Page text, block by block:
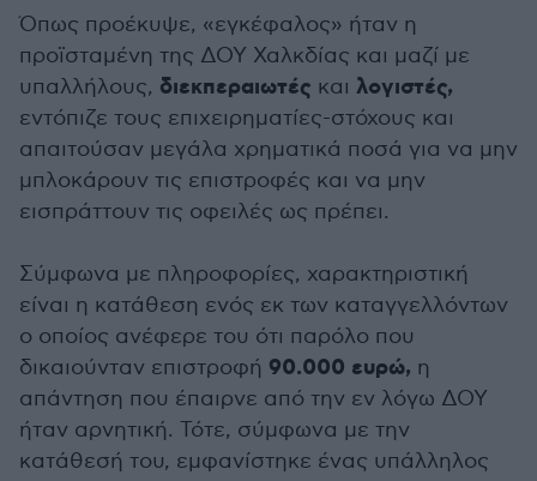
Όπως προέκυψε, «εγκέφαλος» ήταν η
προϊσταμένη της ΔΟΥ Χαλκδίας και μαζί με
υπαλλήλους, διεκπεραιωτές και λογιστές,
εντόπιζε τους επιχειρηματίες-στόχους και
απαιτούσαν μεγάλα χρηματικά ποσά για να μην
μπλοκάρουν τις επιστροφές και να μην
εισπράττουν τις οφειλές ως πρέπει.
Σύμφωνα με πληροφορίες, χαρακτηριστική
είναι η κατάθεση ενός εκ των καταγγελλόντων
ο οποίος ανέφερε του ότι παρόλο που
δικαιούνταν επιστροφή 90.000 ευρώ, η
απάντηση που έπαιρνε από την εν λόγω ΔΟΥ
ήταν αρνητική. Τότε, σύμφωνα με την
κατάθεσή του, εμφανίστηκε ένας υπάλληλος